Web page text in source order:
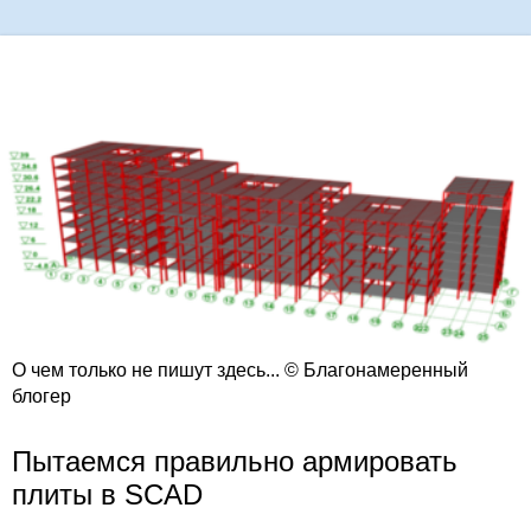
О чем только не пишут здесь... © Благонамеренный
блогер
Пытаемся правильно армировать
плиты в SCAD